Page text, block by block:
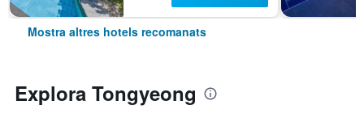
Mostra altres hotels recomanats
Explora Tongyeong